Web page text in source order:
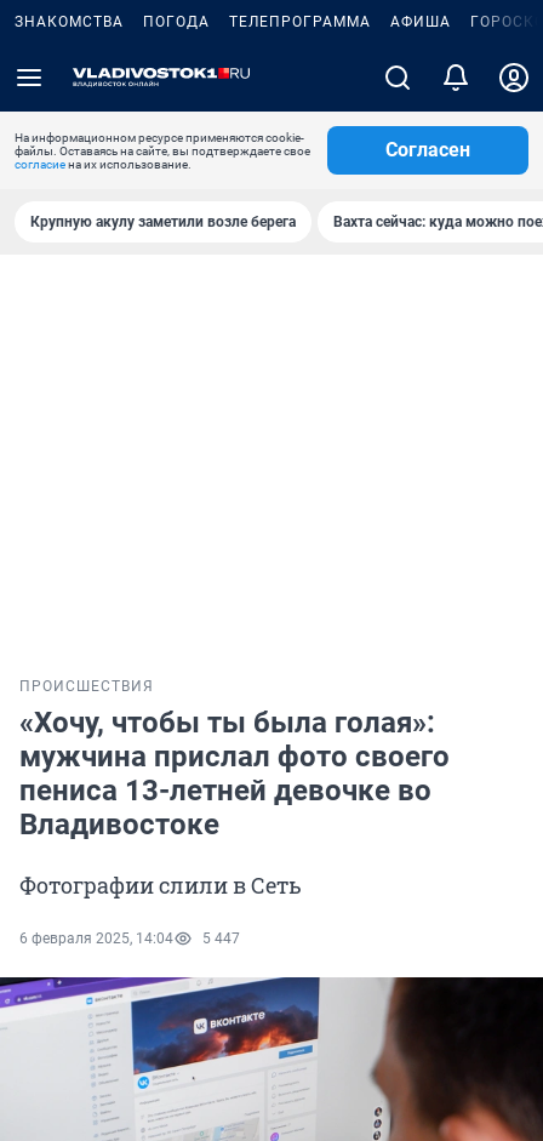
ЗНАКОМСТВА ПОГОДА ТЕЛЕПРОГРАММА АФИША
На информационном ресурсе применяются cookie-
файлы. Оставаясь на сайте, вы подтверждаете свое
согласиена их использование.
Согласен
Крупную акулу заметили возле берега Вахта сейчас: куда можно
ПРОИСШЕСТВИЯ
«Хочу, чтобы ты была голая»:
мужчина прислал фото своего
пениса 13-летней девочке во
Владивостоке
Фотографии слили в Сеть
6 февраля 2025, 14:04 5 447